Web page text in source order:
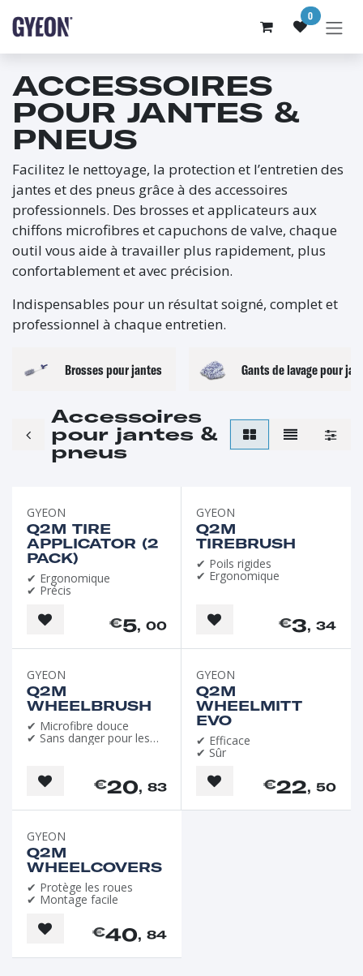
0
ACCESSOIRES
POUR JANTES &
PNEUS
Facilitez le nettoyage, la protection et l’entretien des
jantes et des pneus grâce à des accessoires
professionnels. Des brosses et applicateurs aux
chiffons microfibres et capuchons de valve, chaque
outil vous aide à travailler plus rapidement, plus
confortablement et avec précision.
Indispensables pour un résultat soigné, complet et
professionnel à chaque entretien.
Brosses pour jantes Gants de lavage pour
Accessoires
pour jantes &
pneus
GYEON
Q2M TIRE
APPLICATOR (2
PACK)
✔ Ergonomique
✔ Précis
€5, 00
GYEON
Q2M
TIREBRUSH
✔ Poils rigides
✔ Ergonomique
€3, 34
GYEON
Q2M
WHEELBRUSH
✔ Microfibre douce
✔ Sans danger pour les
€20, 83
GYEON
Q2M
WHEELMITT
EVO
✔ Efficace
✔ Sûr
€22, 50
GYEON
Q2M
WHEELCOVERS
✔ Protège les roues
✔ Montage facile
€40, 84